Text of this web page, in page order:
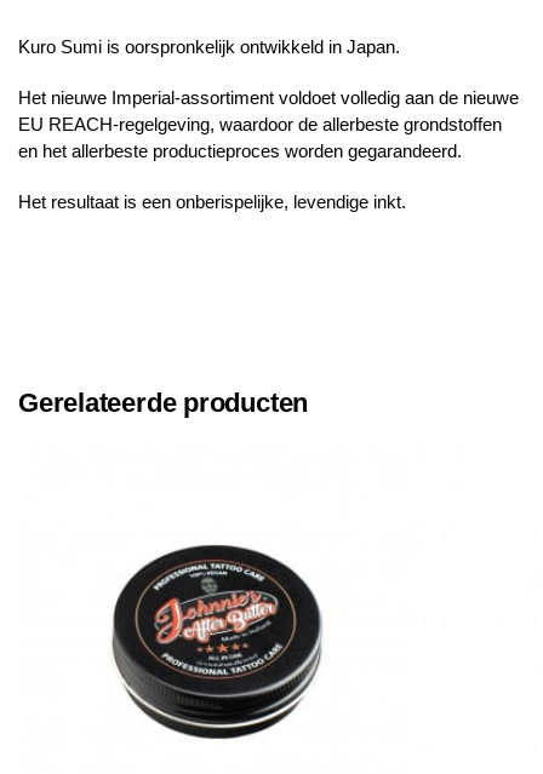
Kuro Sumi is oorspronkelijk ontwikkeld in Japan.
Het nieuwe Imperial-assortiment voldoet volledig aan de nieuwe
EU REACH-regelgeving, waardoor de allerbeste grondstoffen
en het allerbeste productieproces worden gegarandeerd.
Het resultaat is een onberispelijke, levendige inkt.
Gerelateerde producten